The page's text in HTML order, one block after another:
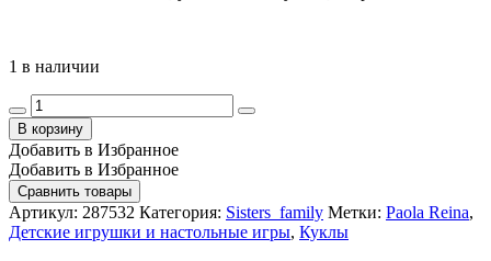
1 в наличии
Комплект
одежды
для
куклы
арт.287532
quantity
В корзину
Добавить в Избранное
Добавить в Избранное
Сравнить товары
Артикул: 287532 Категория: Sisters_family Метки: Paola Reina,
Детские игрушки и настольные игры, Куклы